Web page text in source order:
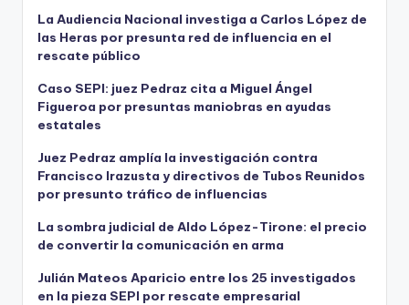
La Audiencia Nacional investiga a Carlos López de
las Heras por presunta red de influencia en el
rescate público
Caso SEPI: juez Pedraz cita a Miguel Ángel
Figueroa por presuntas maniobras en ayudas
estatales
Juez Pedraz amplía la investigación contra
Francisco Irazusta y directivos de Tubos Reunidos
por presunto tráfico de influencias
La sombra judicial de Aldo López-Tirone: el precio
de convertir la comunicación en arma
Julián Mateos Aparicio entre los 25 investigados
en la pieza SEPI por rescate empresarial